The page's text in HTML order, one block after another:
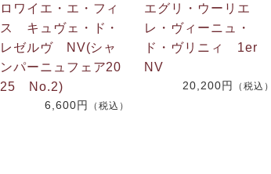
ロワイエ・エ・フィ
ス キュヴェ・ド・
レゼルヴ NV(シャ
ンパーニュフェア20
25 No.2)
6,600円 （税込）
エグリ・ウーリエ
レ・ヴィーニュ・
ド・ヴリニィ 1er
NV
20,200円 （税込